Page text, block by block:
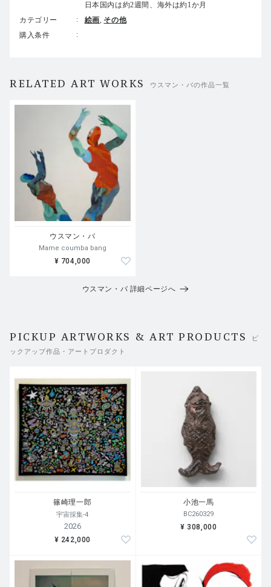
日本国内は約2週間、海外は約1か月
カテゴリー
絵画 その他
購入条件
RELATED ART WORKS ウスマン・バの作品一覧
ウスマン・バ
Mame coumba bang
¥ 704,000
ウスマン・バ 詳細ページへ
PICKUP ARTWORKS & ART PRODUCTS
ピ
ックアップ作品・アートプロダクト
篠崎理一郎
宇宙採集-4
2026
¥ 242,000
小池一馬
BC260329
¥ 308,000